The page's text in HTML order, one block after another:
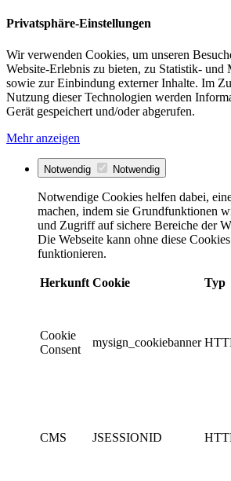
Privatsphäre-Einstellungen
Wir verwenden Cookies, um unseren
Website-Erlebnis zu bieten, zu Statistik- und
sowie zur Einbindung externer Inhalte. Im
Nutzung dieser Technologien werden
Gerät gespeichert und/oder abgerufen.
Mehr anzeigen
Notwendig Notwendig
Notwendige Cookies helfen dabei,
machen, indem sie Grundfunktionen
und Zugriff auf sichere Bereiche der
Die Webseite kann ohne diese
funktionieren.
Herkunft Cookie Typ
Cookie
Consent
mysign_cookiebanner
CMS JSESSIONID